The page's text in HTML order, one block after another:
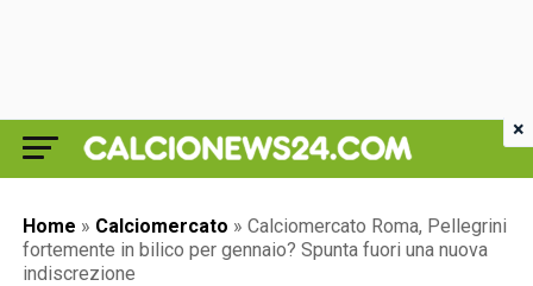
Home » Calciomercato » Calciomercato Roma, Pellegrini
fortemente in bilico per gennaio? Spunta fuori una nuova
indiscrezione
×